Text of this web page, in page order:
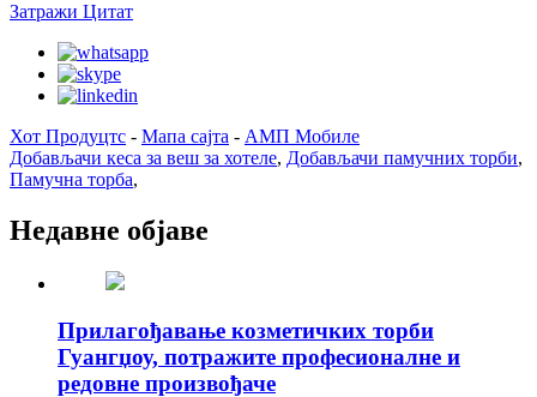
Затражи Цитат
Хот Продуцтс - Мапа сајта - АМП Мобиле
Добављачи кеса за веш за хотеле, Добављачи памучних торби,
Памучна торба,
Недавне објаве
Прилагођавање козметичких торби
Гуангџоу, потражите професионалне и
редовне произвођаче